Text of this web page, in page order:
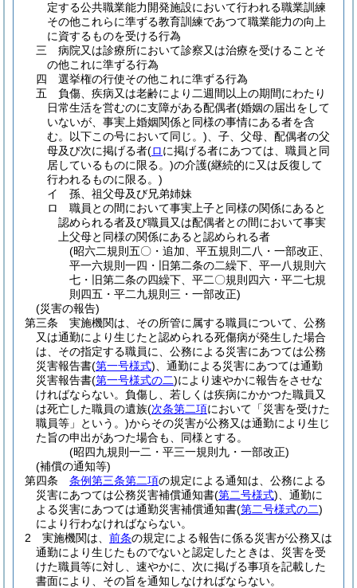
定する公共職業能力開発施設において行われる職業訓練
その他これらに準ずる教育訓練であつて職業能力の向上
に資するものを受ける行為
三
病院又は診療所において診察又は治療を受けることそ
の他これに準ずる行為
四
選挙権の行使その他これに準ずる行為
五
負傷、疾病又は老齢により二週間以上の期間にわたり
日常生活を営むのに支障がある配偶者(婚姻の届出をして
いないが、事実上婚姻関係と同様の事情にある者を含
む。以下この号において同じ。) 、子、父母、配偶者の父
母及び次に掲げる者(ロに掲げる者にあつては、職員と同
居しているものに限る。)の介護(継続的に又は反復して
行われるものに限る。)
イ
孫、祖父母及び兄弟姉妹
ロ
職員との間において事実上子と同様の関係にあると
認められる者及び職員又は配偶者との間において事実
上父母と同様の関係にあると認められる者
(昭六二規則五〇・追加、平五規則二八・一部改正、
平一六規則一四・旧第二条の二繰下、平一八規則六
七・旧第二条の四繰下、平二〇規則四六・平二七規
則四五・平二九規則三・一部改正)
(災害の報告)
第三条
実施機関は、その所管に属する職員について、公務
又は通勤により生じたと認められる死傷病が発生した場合
は、その指定する職員に、公務による災害にあつては公務
災害報告書(第一号様式) 、通勤による災害にあつては通勤
災害報告書(第一号様式の二)により速やかに報告をさせな
ければならない。 負傷し、若しくは疾病にかかつた職員又
は死亡した職員の遺族(次条第二項において「災害を受けた
職員等」という。)からその災害が公務又は通勤により生じ
た旨の申出があつた場合も、同様とする。
(昭四九規則一二・平三一規則九・一部改正)
(補償の通知等)
第四条
条例第三条第二項の規定による通知は、公務による
災害にあつては公務災害補償通知書(第二号様式) 、通勤に
よる災害にあつては通勤災害補償通知書(第二号様式の二)
により行わなければならない。
2
実施機関は、 前条の規定による報告に係る災害が公務又は
通勤により生じたものでないと認定したときは、災害を受
けた職員等に対し、速やかに、次に掲げる事項を記載した
書面により、その旨を通知しなければならない。